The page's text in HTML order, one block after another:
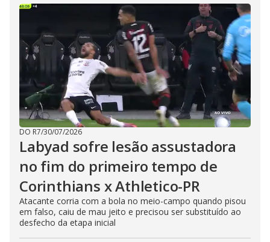
DO R7/30/07/2026
Labyad sofre lesão assustadora
no fim do primeiro tempo de
Corinthians x Athletico-PR
Atacante corria com a bola no meio-campo quando pisou
em falso, caiu de mau jeito e precisou ser substituído ao
desfecho da etapa inicial